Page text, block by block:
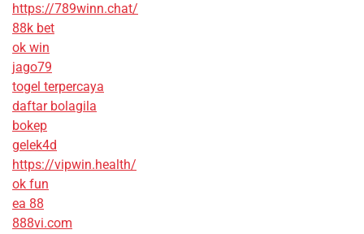
https://789winn.chat/
88k bet
ok win
jago79
togel terpercaya
daftar bolagila
bokep
gelek4d
https://vipwin.health/
ok fun
ea 88
888vi.com